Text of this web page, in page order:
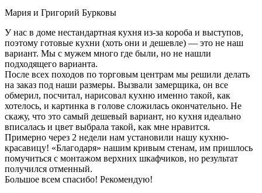
Мария и Григорий Бурковы
У нас в доме нестандартная кухня из-за короба и выступов,
поэтому готовые кухни (хоть они и дешевле) — это не наш
вариант. Мы с мужем много где были, но не нашли
подходящего варианта.
После всех походов по торговым центрам мы решили делать
на заказ под наши размеры. Вызвали замерщика, он все
обмерил, посчитал, нарисовал кухню именно такой, как
хотелось, и картинка в голове сложилась окончательно. Не
скажу, что это самый дешевый вариант, но кухня идеально
вписалась и цвет выбрала такой, как мне нравится.
Примерно через 2 недели нам установили нашу кухню-
красавицу! «Благодаря» нашим кривым стенам, им пришлось
помучиться с монтажом верхних шкафчиков, но результат
получился отменный.
Большое всем спасибо! Рекомендую!